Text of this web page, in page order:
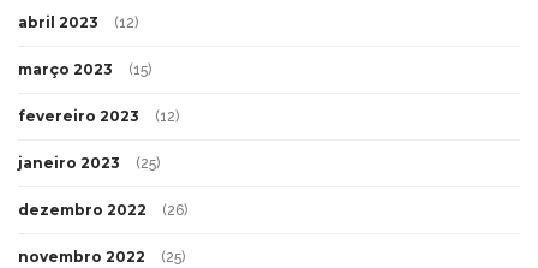
abril 2023 (12)
março 2023 (15)
fevereiro 2023 (12)
janeiro 2023 (25)
dezembro 2022 (26)
novembro 2022 (25)